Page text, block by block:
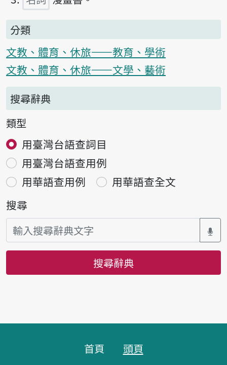
分類
文教、體育、休旅——教育、學術
文教、體育、休旅——文學、藝術
搜尋辭典
類型
用臺灣台語查詞目
用臺灣台語查用例
用華語查用例
用華語查全文
搜尋
搜尋辭典
首頁 頭頁